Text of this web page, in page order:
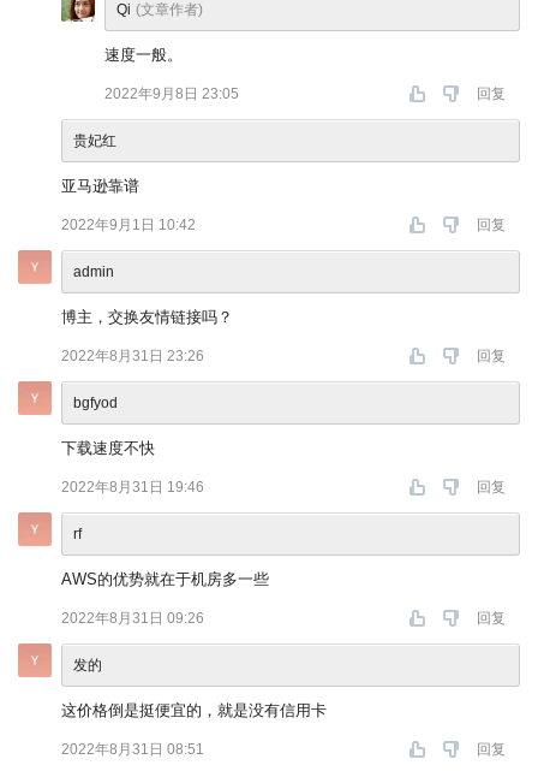
Qi (文章作者)
速度一般。
2022年9月8日 23:05 回复
贵妃红
亚马逊靠谱
2022年9月1日 10:42 回复
admin
博主，交换友情链接吗？
2022年8月31日 23:26 回复
bgfyod
下载速度不快
2022年8月31日 19:46 回复
rf
AWS的优势就在于机房多一些
2022年8月31日 09:26 回复
发的
这价格倒是挺便宜的，就是没有信用卡
2022年8月31日 08:51 回复